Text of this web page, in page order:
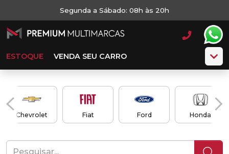
Segunda a Sábado: 08h às 20h
ESTOQUE VENDA SEU CARRO
Chevrolet Fiat Ford Honda